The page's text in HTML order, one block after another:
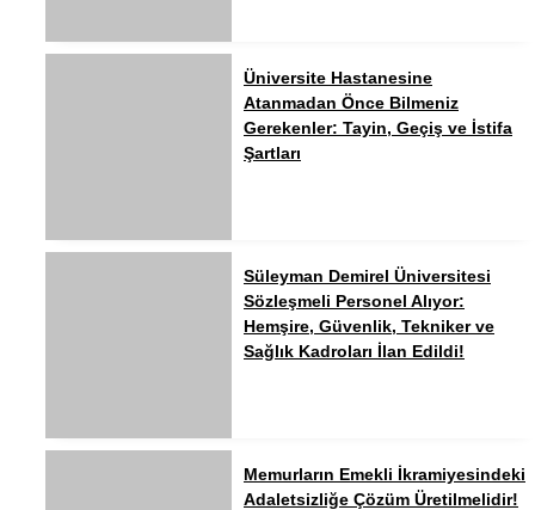
Üniversite Hastanesine
Atanmadan Önce Bilmeniz
Gerekenler: Tayin, Geçiş ve İstifa
Şartları
Süleyman Demirel Üniversitesi
Sözleşmeli Personel Alıyor:
Hemşire, Güvenlik, Tekniker ve
Sağlık Kadroları İlan Edildi!
Memurların Emekli İkramiyesindeki
Adaletsizliğe Çözüm Üretilmelidir!